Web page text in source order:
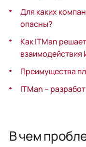
Для каких
опасны?
Как ITMan
взаимодействия
Преимущества
ITMan –
В чем